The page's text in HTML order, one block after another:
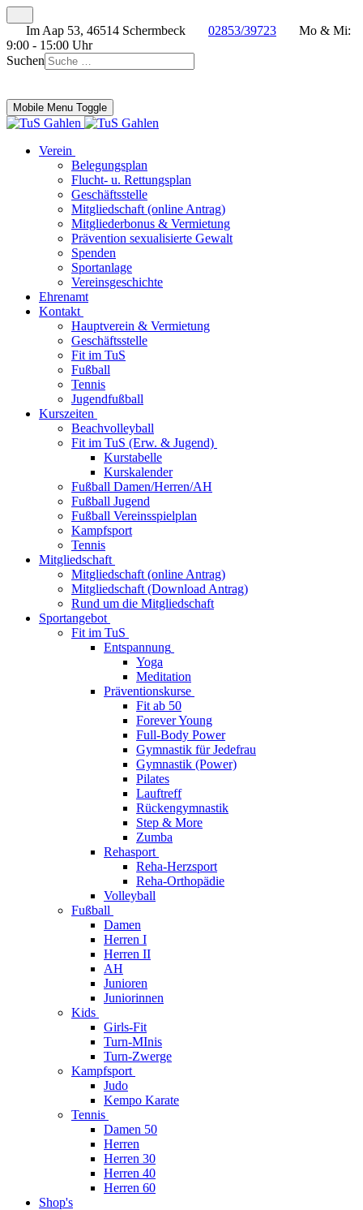
Im Aap 53, 46514 Schermbeck 02853/39723
Mo & Mi:
9:00 - 15:00 Uhr
Suchen
Mobile Menu Toggle
Verein
Belegungsplan
Flucht- u. Rettungsplan
Geschäftsstelle
Mitgliedschaft (online Antrag)
Mitgliederbonus & Vermietung
Prävention sexualisierte Gewalt
Spenden
Sportanlage
Vereinsgeschichte
Ehrenamt
Kontakt
Hauptverein & Vermietung
Geschäftsstelle
Fit im TuS
Fußball
Tennis
Jugendfußball
Kurszeiten
Beachvolleyball
Fit im TuS (Erw. & Jugend)
Kurstabelle
Kurskalender
Fußball Damen/Herren/AH
Fußball Jugend
Fußball Vereinsspielplan
Kampfsport
Tennis
Mitgliedschaft
Mitgliedschaft (online Antrag)
Mitgliedschaft (Download Antrag)
Rund um die Mitgliedschaft
Sportangebot
Fit im TuS
Entspannung
Yoga
Meditation
Präventionskurse
Fit ab 50
Forever Young
Full-Body Power
Gymnastik für Jedefrau
Gymnastik (Power)
Pilates
Lauftreff
Rückengymnastik
Step & More
Zumba
Rehasport
Reha-Herzsport
Reha-Orthopädie
Volleyball
Fußball
Damen
Herren I
Herren II
AH
Junioren
Juniorinnen
Kids
Girls-Fit
Turn-MInis
Turn-Zwerge
Kampfsport
Judo
Kempo Karate
Tennis
Damen 50
Herren
Herren 30
Herren 40
Herren 60
Shop's